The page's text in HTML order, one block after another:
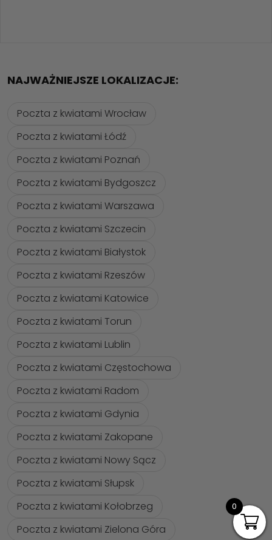
NAJWAŻNIEJSZE LOKALIZACJE:
Poczta z kwiatami Wrocław
Poczta z kwiatami Łódź
Poczta z kwiatami Poznań
Poczta z kwiatami Bydgoszcz
Poczta z kwiatami Warszawa
Poczta z kwiatami Szczecin
Poczta z kwiatami Białystok
Poczta z kwiatami Rzeszów
Poczta z kwiatami Katowice
Poczta z kwiatami Torun
Poczta z kwiatami Lublin
Poczta z kwiatami Częstochowa
Poczta z kwiatami Radom
Poczta z kwiatami Gdynia
Poczta z kwiatami Zakopane
Poczta z kwiatami Nowy Sącz
Poczta z kwiatami Słupsk
Poczta z kwiatami Kołobrzeg
Poczta z kwiatami Zielona Góra
0